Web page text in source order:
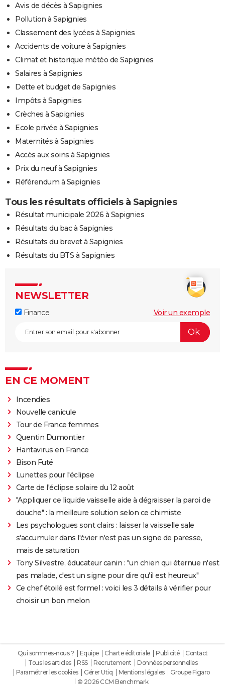
Avis de décès à Sapignies
Pollution à Sapignies
Classement des lycées à Sapignies
Accidents de voiture à Sapignies
Climat et historique météo de Sapignies
Salaires à Sapignies
Dette et budget de Sapignies
Impôts à Sapignies
Crèches à Sapignies
Ecole privée à Sapignies
Maternités à Sapignies
Accès aux soins à Sapignies
Prix du neuf à Sapignies
Référendum à Sapignies
Tous les résultats officiels à Sapignies
Résultat municipale 2026 à Sapignies
Résultats du bac à Sapignies
Résultats du brevet à Sapignies
Résultats du BTS à Sapignies
NEWSLETTER
Finance Voir un exemple
EN CE MOMENT
Incendies
Nouvelle canicule
Tour de France femmes
Quentin Dumontier
Hantavirus en France
Bison Futé
Lunettes pour l'éclipse
Carte de l'éclipse solaire du 12 août
"Appliquer ce liquide vaisselle aide à dégraisser la paroi de
douche" : la meilleure solution selon ce chimiste
Les psychologues sont clairs : laisser la vaisselle sale
s'accumuler dans l'évier n'est pas un signe de paresse,
mais de saturation
Tony Silvestre, éducateur canin : "un chien qui éternue n'est
pas malade, c'est un signe pour dire qu'il est heureux"
Ce chef étoilé est formel : voici les 3 détails à vérifier pour
choisir un bon melon
Qui sommes-nous ? Equipe Charte éditoriale Publicité
Contact
Tous les articles
RSS Recrutement
Données personnelles
Paramétrer les cookies
Gérer Utiq Mentions légales
Groupe Figaro
© 2026 CCM Benchmark